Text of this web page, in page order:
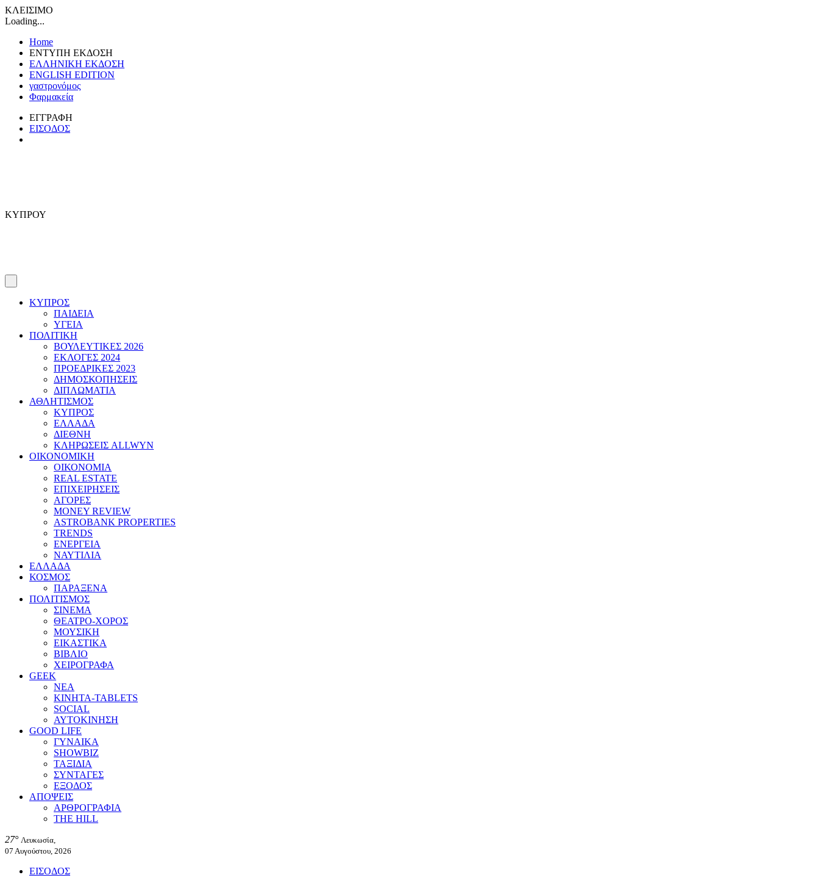
ΚΛΕΙΣΙΜΟ
Loading...
Home
ΕΝΤΥΠΗ ΕΚΔΟΣΗ
ΕΛΛΗΝΙΚΗ ΕΚΔΟΣΗ
ENGLISH EDITION
γαστρονόμος
Φαρμακεία
ΕΓΓΡΑΦΗ
ΕΙΣΟΔΟΣ
ΚΥΠΡΟΥ
ΚΥΠΡΟΣ
ΠΑΙΔΕΙΑ
ΥΓΕΙΑ
ΠΟΛΙΤΙΚΗ
ΒΟΥΛΕΥΤΙΚΕΣ 2026
ΕΚΛΟΓΕΣ 2024
ΠΡΟΕΔΡΙΚΕΣ 2023
ΔΗΜΟΣΚΟΠΗΣΕΙΣ
ΔΙΠΛΩΜΑΤΙΑ
ΑΘΛΗΤΙΣΜΟΣ
ΚΥΠΡΟΣ
ΕΛΛΑΔΑ
ΔΙΕΘΝΗ
ΚΛΗΡΩΣΕΙΣ ALLWYN
ΟΙΚΟΝΟΜΙΚΗ
ΟΙΚΟΝΟΜΙΑ
REAL ESTATE
ΕΠΙΧΕΙΡΗΣΕΙΣ
ΑΓΟΡΕΣ
MONEY REVIEW
ASTROBANK PROPERTIES
TRENDS
ΕΝΕΡΓΕΙΑ
ΝΑΥΤΙΛΙΑ
ΕΛΛΑΔΑ
ΚΟΣΜΟΣ
ΠΑΡΑΞΕΝΑ
ΠΟΛΙΤΙΣΜΟΣ
ΣΙΝΕΜΑ
ΘΕΑΤΡΟ-ΧΟΡΟΣ
ΜΟΥΣΙΚΗ
ΕΙΚΑΣΤΙΚΑ
ΒΙΒΛΙΟ
ΧΕΙΡΟΓΡΑΦΑ
GEEK
ΝΕΑ
ΚΙΝΗΤΑ-TABLETS
SOCIAL
ΑΥΤΟΚΙΝΗΣΗ
GOOD LIFE
ΓΥΝΑΙΚΑ
SHOWBIZ
ΤΑΞΙΔΙΑ
ΣΥΝΤΑΓΕΣ
ΕΞΟΔΟΣ
ΑΠΟΨΕΙΣ
ΑΡΘΡΟΓΡΑΦΙΑ
THE HILL
27° Λευκωσία,
07 Αυγούστου, 2026
ΕΙΣΟΔΟΣ